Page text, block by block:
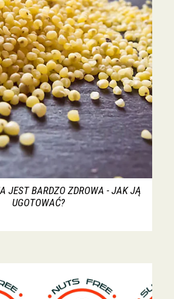
JEST BARDZO ZDROWA - JAK JĄ
UGOTOWAĆ?